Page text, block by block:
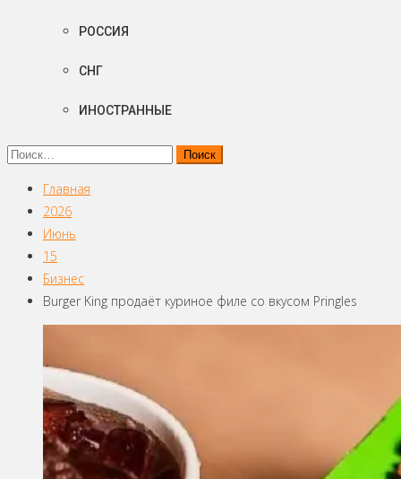
РОССИЯ
СНГ
ИНОСТРАННЫЕ
Найти:
Главная
2026
Июнь
15
Бизнес
Burger King продаёт куриное филе со вкусом Pringles